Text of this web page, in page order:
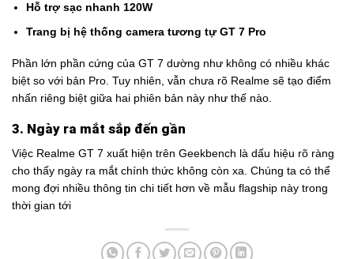
Hỗ trợ sạc nhanh 120W
Trang bị hệ thống camera tương tự GT 7 Pro
Phần lớn phần cứng của GT 7 dường như không có nhiều khác
biệt so với bản Pro. Tuy nhiên, vẫn chưa rõ Realme sẽ tạo điểm
nhấn riêng biệt giữa hai phiên bản này như thế nào.
3. Ngày ra mắt sắp đến gần
Việc Realme GT 7 xuất hiện trên Geekbench là dấu hiệu rõ ràng
cho thấy ngày ra mắt chính thức không còn xa. Chúng ta có thể
mong đợi nhiều thông tin chi tiết hơn về mẫu flagship này trong
thời gian tới